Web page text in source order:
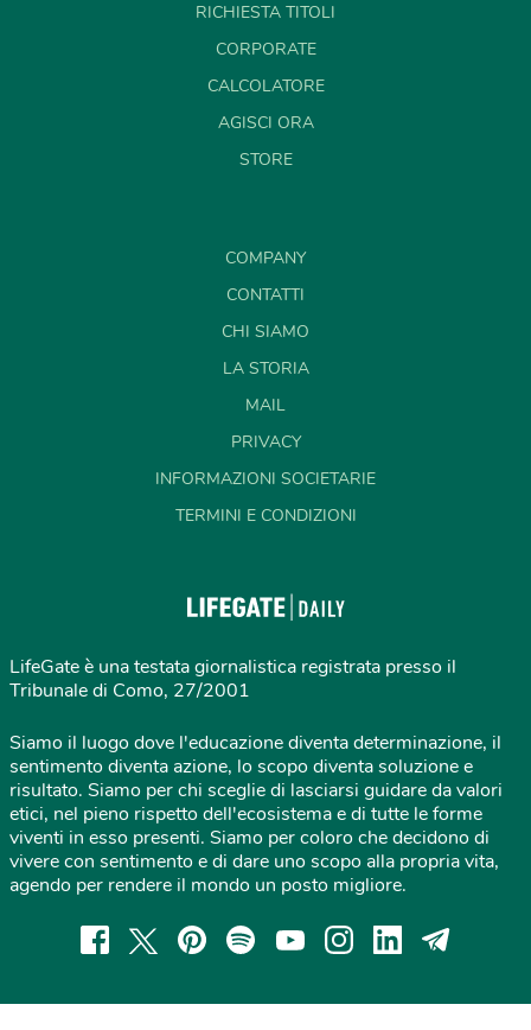
RICHIESTA TITOLI
CORPORATE
CALCOLATORE
AGISCI ORA
STORE
COMPANY
CONTATTI
CHI SIAMO
LA STORIA
MAIL
PRIVACY
INFORMAZIONI SOCIETARIE
TERMINI E CONDIZIONI
LifeGate è una testata giornalistica registrata presso il
Tribunale di Como, 27/2001
Siamo il luogo dove l'educazione diventa determinazione, il
sentimento diventa azione, lo scopo diventa soluzione e
risultato. Siamo per chi sceglie di lasciarsi guidare da valori
etici, nel pieno rispetto dell'ecosistema e di tutte le forme
viventi in esso presenti. Siamo per coloro che decidono di
vivere con sentimento e di dare uno scopo alla propria vita,
agendo per rendere il mondo un posto migliore.